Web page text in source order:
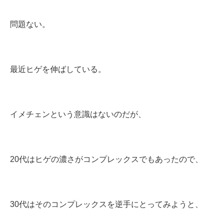
問題ない。
最近ヒゲを伸ばしている。
イメチェンという意識はないのだが、
20代はヒゲの濃さがコンプレックスでもあったので、
30代はそのコンプレックスを逆手にとってみようと、